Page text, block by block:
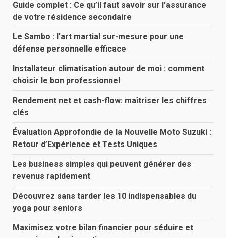
Guide complet : Ce qu’il faut savoir sur l’assurance
de votre résidence secondaire
Le Sambo : l’art martial sur-mesure pour une
défense personnelle efficace
Installateur climatisation autour de moi : comment
choisir le bon professionnel
Rendement net et cash-flow: maîtriser les chiffres
clés
Évaluation Approfondie de la Nouvelle Moto Suzuki :
Retour d’Expérience et Tests Uniques
Les business simples qui peuvent générer des
revenus rapidement
Découvrez sans tarder les 10 indispensables du
yoga pour seniors
Maximisez votre bilan financier pour séduire et